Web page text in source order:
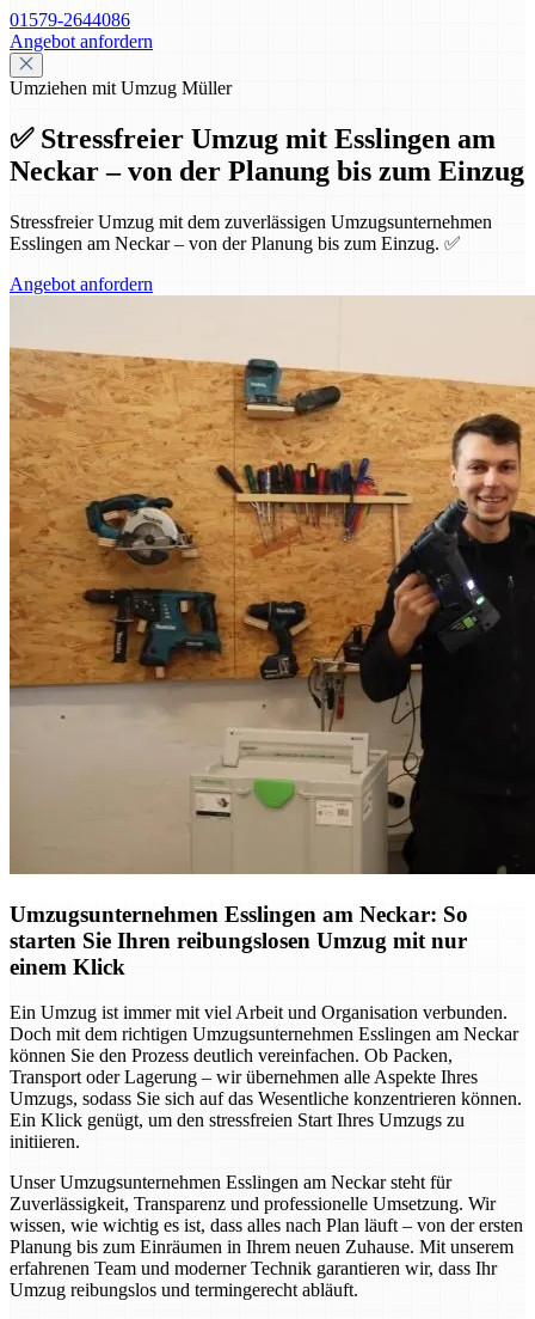
01579-2644086
Angebot anfordern
Umziehen mit Umzug Müller
✅ Stressfreier Umzug mit Esslingen am
Neckar – von der Planung bis zum Einzug
Stressfreier Umzug mit dem zuverlässigen Umzugsunternehmen
Esslingen am Neckar – von der Planung bis zum Einzug. ✅
Angebot anfordern
Umzugsunternehmen Esslingen am Neckar: So
starten Sie Ihren reibungslosen Umzug mit nur
einem Klick
Ein Umzug ist immer mit viel Arbeit und Organisation verbunden.
Doch mit dem richtigen Umzugsunternehmen Esslingen am Neckar
können Sie den Prozess deutlich vereinfachen. Ob Packen,
Transport oder Lagerung – wir übernehmen alle Aspekte Ihres
Umzugs, sodass Sie sich auf das Wesentliche konzentrieren können.
Ein Klick genügt, um den stressfreien Start Ihres Umzugs zu
initiieren.
Unser Umzugsunternehmen Esslingen am Neckar steht für
Zuverlässigkeit, Transparenz und professionelle Umsetzung. Wir
wissen, wie wichtig es ist, dass alles nach Plan läuft – von der ersten
Planung bis zum Einräumen in Ihrem neuen Zuhause. Mit unserem
erfahrenen Team und moderner Technik garantieren wir, dass Ihr
Umzug reibungslos und termingerecht abläuft.